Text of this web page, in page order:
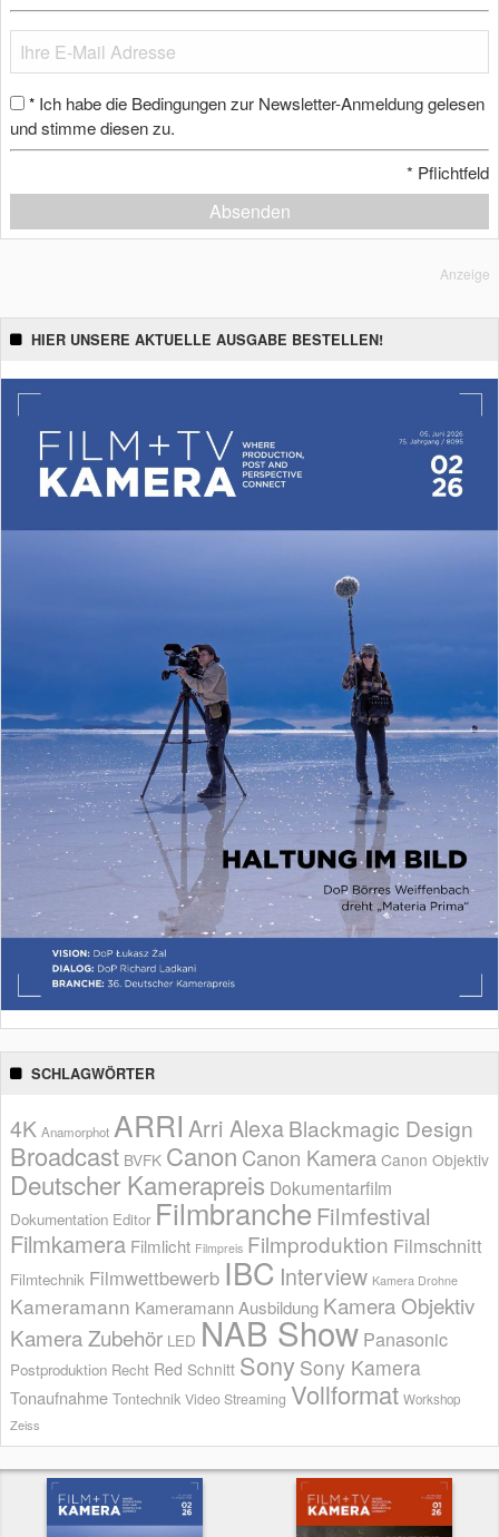
* Ich habe die Bedingungen zur Newsletter-Anmeldung gelesen
und stimme diesen zu.
* Pflichtfeld
Absenden
Anzeige
HIER UNSERE AKTUELLE AUSGABE BESTELLEN!
SCHLAGWÖRTER
4K Anamorphot ARRI Arri AlexaBlackmagic Design
Broadcast BVFK Canon Canon Kamera Canon Objektiv
Deutscher Kamerapreis Dokumentarfilm
Dokumentation Editor Filmbranche Filmfestival
Filmkamera Filmlicht Filmpreis Filmproduktion Filmschnitt
Filmtechnik Filmwettbewerb IBC Interview Kamera Drohne
Kameramann Kameramann Ausbildung Kamera Objektiv
Kamera Zubehör LED NAB Show Panasonic
Postproduktion Recht Red Schnitt Sony Sony Kamera
Tonaufnahme Tontechnik Video Streaming Vollformat Workshop
Zeiss